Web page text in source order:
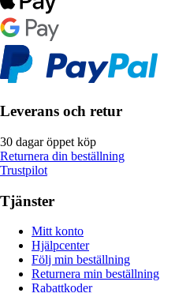
Leverans och retur
30 dagar öppet köp
Returnera din beställning
Trustpilot
Tjänster
Mitt konto
Hjälpcenter
Följ min beställning
Returnera min beställning
Rabattkoder